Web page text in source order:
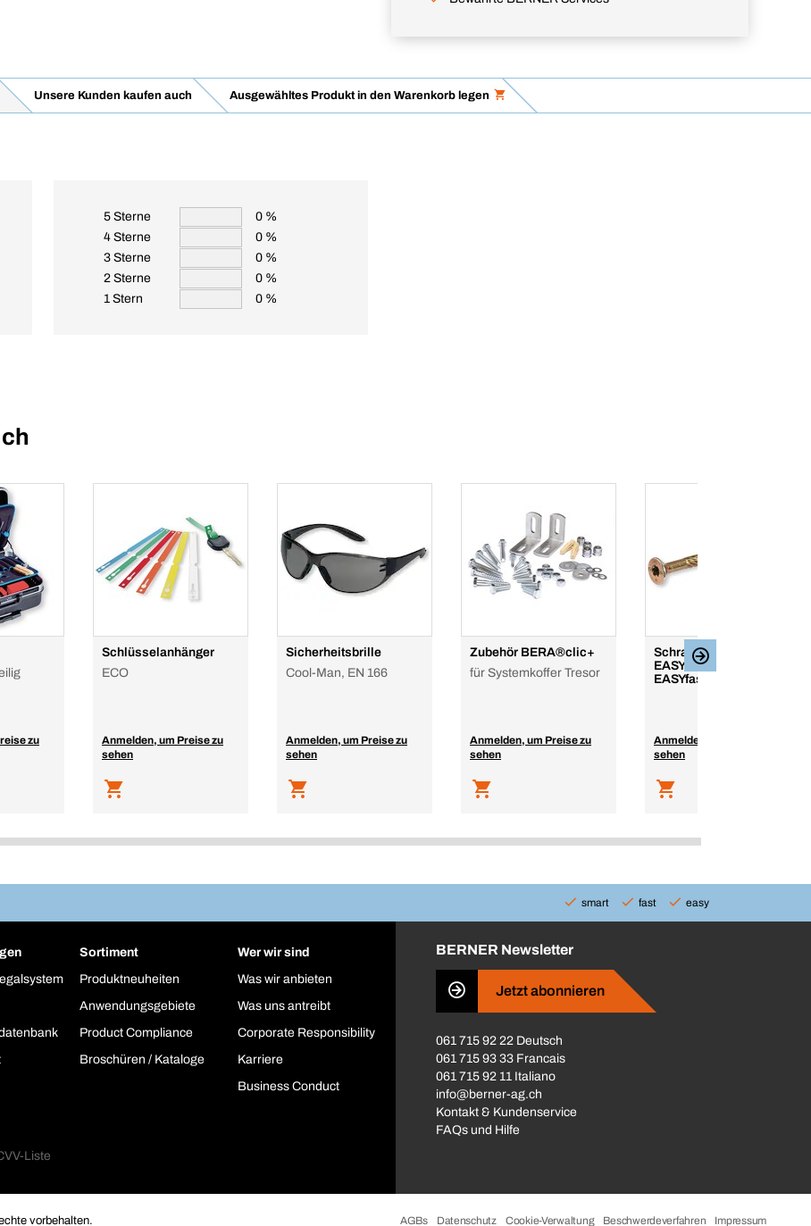
Unsere Kunden kaufen auch Ausgewähltes Produkt in den Warenkorb legen
5 Sterne
0 %
4 Sterne
0 %
3 Sterne
0 %
2 Sterne
0 %
1 Stern
0 %
zu
Schlüsselanhänger
ECO
Anmelden, um Preise zu
sehen
Sicherheitsbrille
Cool-Man, EN 166
Anmelden, um Preise zu
sehen
Zubehör BERA®clic+
für Systemkoffer Tresor
Anmelden, um Preise zu
sehen
Schrauben-Paket
EASYfastWave+
EASYfast WAVE
Anmelden, um Preise zu
sehen
smart fast easy
Sortiment
Produktneuheiten
Anwendungsgebiete
Product Compliance
Broschüren / Kataloge
Wer wir sind
Was wir anbieten
Was uns antreibt
Corporate Responsibility
Karriere
Business Conduct
BERNER Newsletter
Jetzt abonnieren
061 715 92 22 Deutsch
061 715 93 33 Francais
061 715 92 11 Italiano
info@berner-ag.ch
Kontakt & Kundenservice
FAQs und Hilfe
vorbehalten. AGBs Datenschutz Cookie-Verwaltung Beschwerdeverfahren Impressum